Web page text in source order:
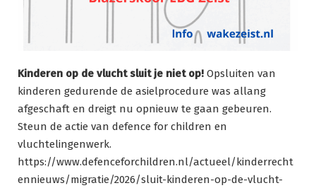
Kinderen op de vlucht sluit je niet op! Opsluiten van
kinderen gedurende de asielprocedure was allang
afgeschaft en dreigt nu opnieuw te gaan gebeuren.
Steun de actie van defence for children en
vluchtelingenwerk.
https://www.defenceforchildren.nl/actueel/kinderrecht
ennieuws/migratie/2026/sluit-kinderen-op-de-vlucht-